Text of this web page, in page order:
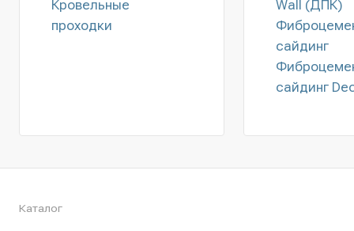
Кровельные
проходки
Wall (ДПК)
сайдинг
сайдинг
Каталог